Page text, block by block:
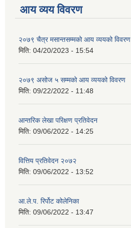
आय व्यय विवरण
२०७९ चैत्र मसान्तसम्मको आय व्ययको विवरण
मिति: 04/20/2023 - 15:54
२०७९ असोज ५ सम्मको आय व्ययको विवरण
मिति: 09/22/2022 - 11:48
आन्तरिक लेखा परिक्षण प्रतिवेदन
मिति: 09/06/2022 - 14:25
वित्तिय प्रतिवेदन २०७२
मिति: 09/06/2022 - 13:52
आ.ले.प. रिर्पोट कोलेनिका
मिति: 09/06/2022 - 13:47